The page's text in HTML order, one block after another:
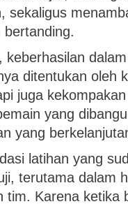
sekaligus
bertanding.
keberhasilan
ditentukan oleh
juga
yang
yang
latihan yang
terutama dalam
tim. Karena ketika